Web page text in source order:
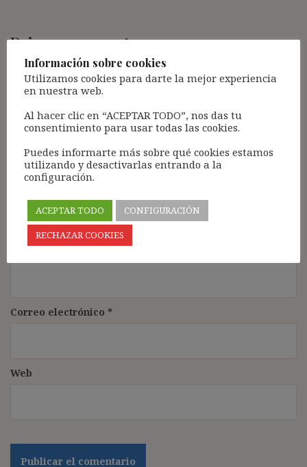
Deja una respuesta
Tu dirección de correo electrónico no será publicada.
campos obligatorios están marcados con*
Correo electrónico *
Web
Información sobre cookies
Utilizamos cookies para darte la mejor experiencia
en nuestra web.
Al hacer clic en “ACEPTAR TODO”, nos das tu
consentimiento para usar todas las cookies.
Puedes informarte más sobre qué cookies estamos
utilizando y desactivarlas entrando a la
configuración.
ACEPTAR TODO
CONFIGURACIÓN
RECHAZAR COOKIES